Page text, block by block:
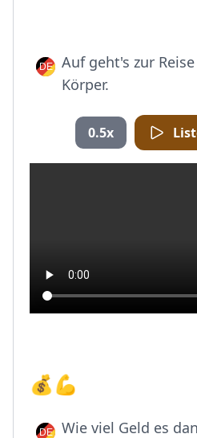
Auf geht's zur
Körper.
0.5x
💰💪
Wie viel Geld es